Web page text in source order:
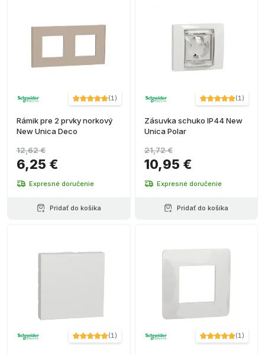
(1)
Rámik pre 2 prvky norkový
New Unica Deco
6,25 €
12,62 €
Expresné doručenie
Pridať do košíka
(1)
Zásuvka schuko IP44 New
Unica Polar
10,95 €
21,72 €
Expresné doručenie
Pridať do košíka
(1) (1)